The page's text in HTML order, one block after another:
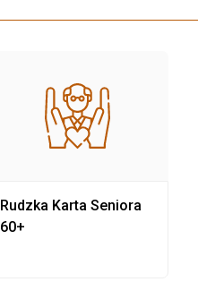
Rudzka Karta Seniora
60+